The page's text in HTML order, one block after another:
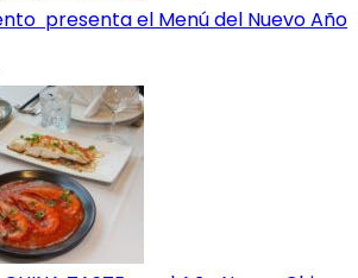
presenta el Menú del Nuevo Año